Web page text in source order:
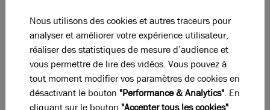
B C D E F G
Diagnostic de performance énergétique
Diagnostic DPE en cours
Nous utilisons des cookies et autres traceurs pour
analyser et améliorer votre expérience utilisateur,
réaliser des statistiques de mesure d’audience et
vous permettre de lire des vidéos. Vous pouvez à
tout moment modifier vos paramètres de cookies en
désactivant le bouton "Performance & Analytics". En
cliquant sur le bouton "Accepter tous les cookies"